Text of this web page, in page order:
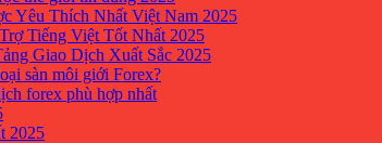
Yêu Thích Nhất Việt Nam 2025
Tiếng Việt Tốt Nhất 2025
Giao Dịch Xuất Sắc 2025
sàn môi giới Forex?
forex phù hợp nhất
2025